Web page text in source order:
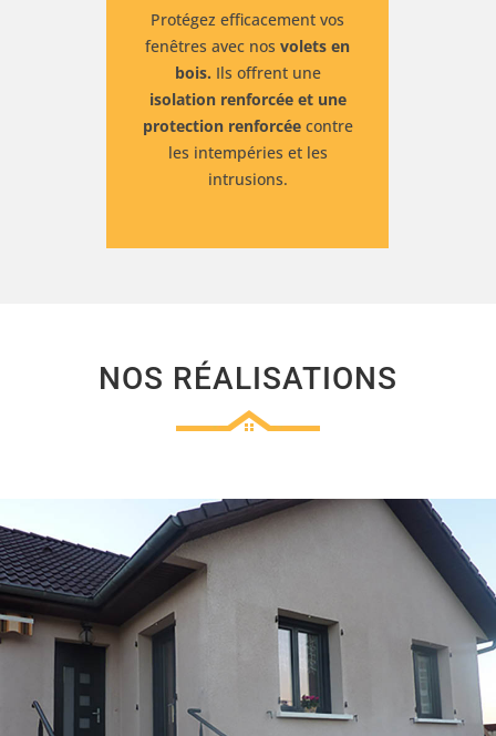
Protégez efficacement vos
fenêtres avec nosvolets en
bois. Ils offrent une
isolation renforcée et une
protection renforcéecontre
les intempéries et les
intrusions.
NOS RÉALISATIONS